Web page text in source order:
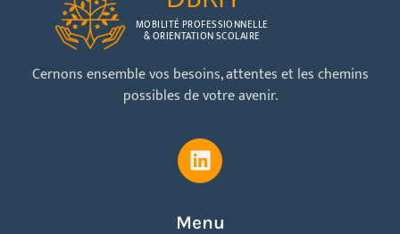
MOBILITÉ PROFESSIONNELLE
& ORIENTATION SCOLAIRE
Cernons ensemble vos besoins, attentes et les chemins
possibles de votre avenir.
Menu